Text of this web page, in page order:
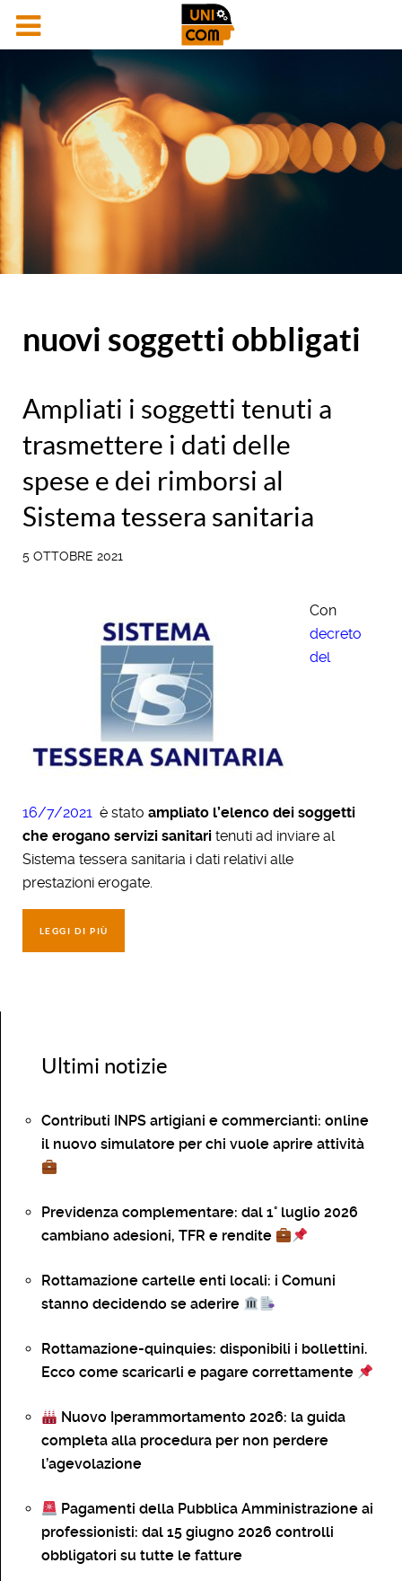
nuovi soggetti obbligati
Ampliati i soggetti tenuti a
trasmettere i dati delle
spese e dei rimborsi al
Sistema tessera sanitaria
5 OTTOBRE 2021
Con
decreto
del
16/7/2021 è stato ampliato l’elenco dei soggetti
che erogano servizi sanitari tenuti ad inviare al
Sistema tessera sanitaria i dati relativi alle
prestazioni erogate.
LEGGI DI PIÙ
Ultimi notizie
Contributi INPS artigiani e commercianti: online
il nuovo simulatore per chi vuole aprire attività
Previdenza complementare: dal 1° luglio 2026
cambiano adesioni, TFR e rendite
Rottamazione cartelle enti locali: i Comuni
stanno decidendo se aderire
Rottamazione-quinquies: disponibili i bollettini.
Ecco come scaricarli e pagare correttamente
Nuovo Iperammortamento 2026: la guida
completa alla procedura per non perdere
l’agevolazione
Pagamenti della Pubblica Amministrazione ai
professionisti: dal 15 giugno 2026 controlli
obbligatori su tutte le fatture